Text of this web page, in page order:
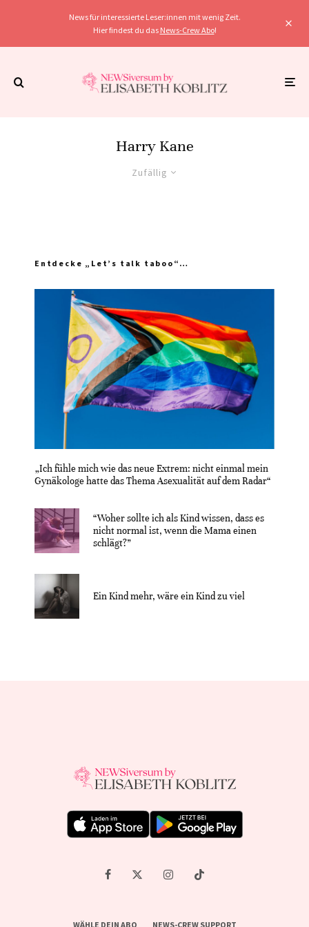
News für interessierte Leser:innen mit wenig Zeit.
Hier findest du das News-Crew Abo!
Harry Kane
Zufällig
Entdecke „Let’s talk taboo“…
„Ich fühle mich wie das neue Extrem: nicht einmal mein
Gynäkologe hatte das Thema Asexualität auf dem Radar“
“Woher sollte ich als Kind wissen, dass es
nicht normal ist, wenn die Mama einen
schlägt?”
Ein Kind mehr, wäre ein Kind zu viel
WÄHLE DEIN ABO NEWS-CREW SUPPORT